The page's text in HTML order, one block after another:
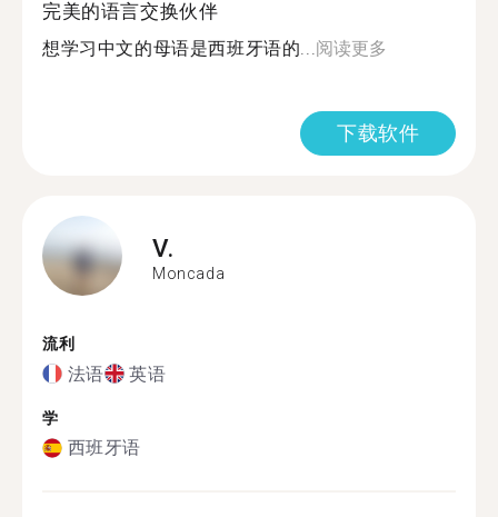
完美的语言交换伙伴
想学习中文的母语是西班牙语的...阅读更多
下载软件
V.
Moncada
流利
法语 英语
学
西班牙语